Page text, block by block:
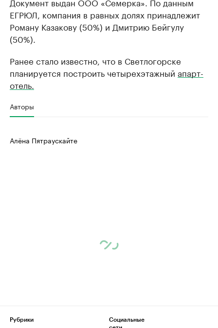
ЕГРЮЛ, компания в равных долях принадлежит
Роману Казакову (50%) и Дмитрию Бейгулу
(50%).
Ранее стало известно, что в Светлогорске
планируется построить четырехэтажный апарт-
отель.
Авторы
Алёна Пятраускайте
Рубрики
Социальные